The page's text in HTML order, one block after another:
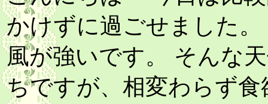
かけずに過ごせました
風が強いです。 そんな
ちですが、相変わらず